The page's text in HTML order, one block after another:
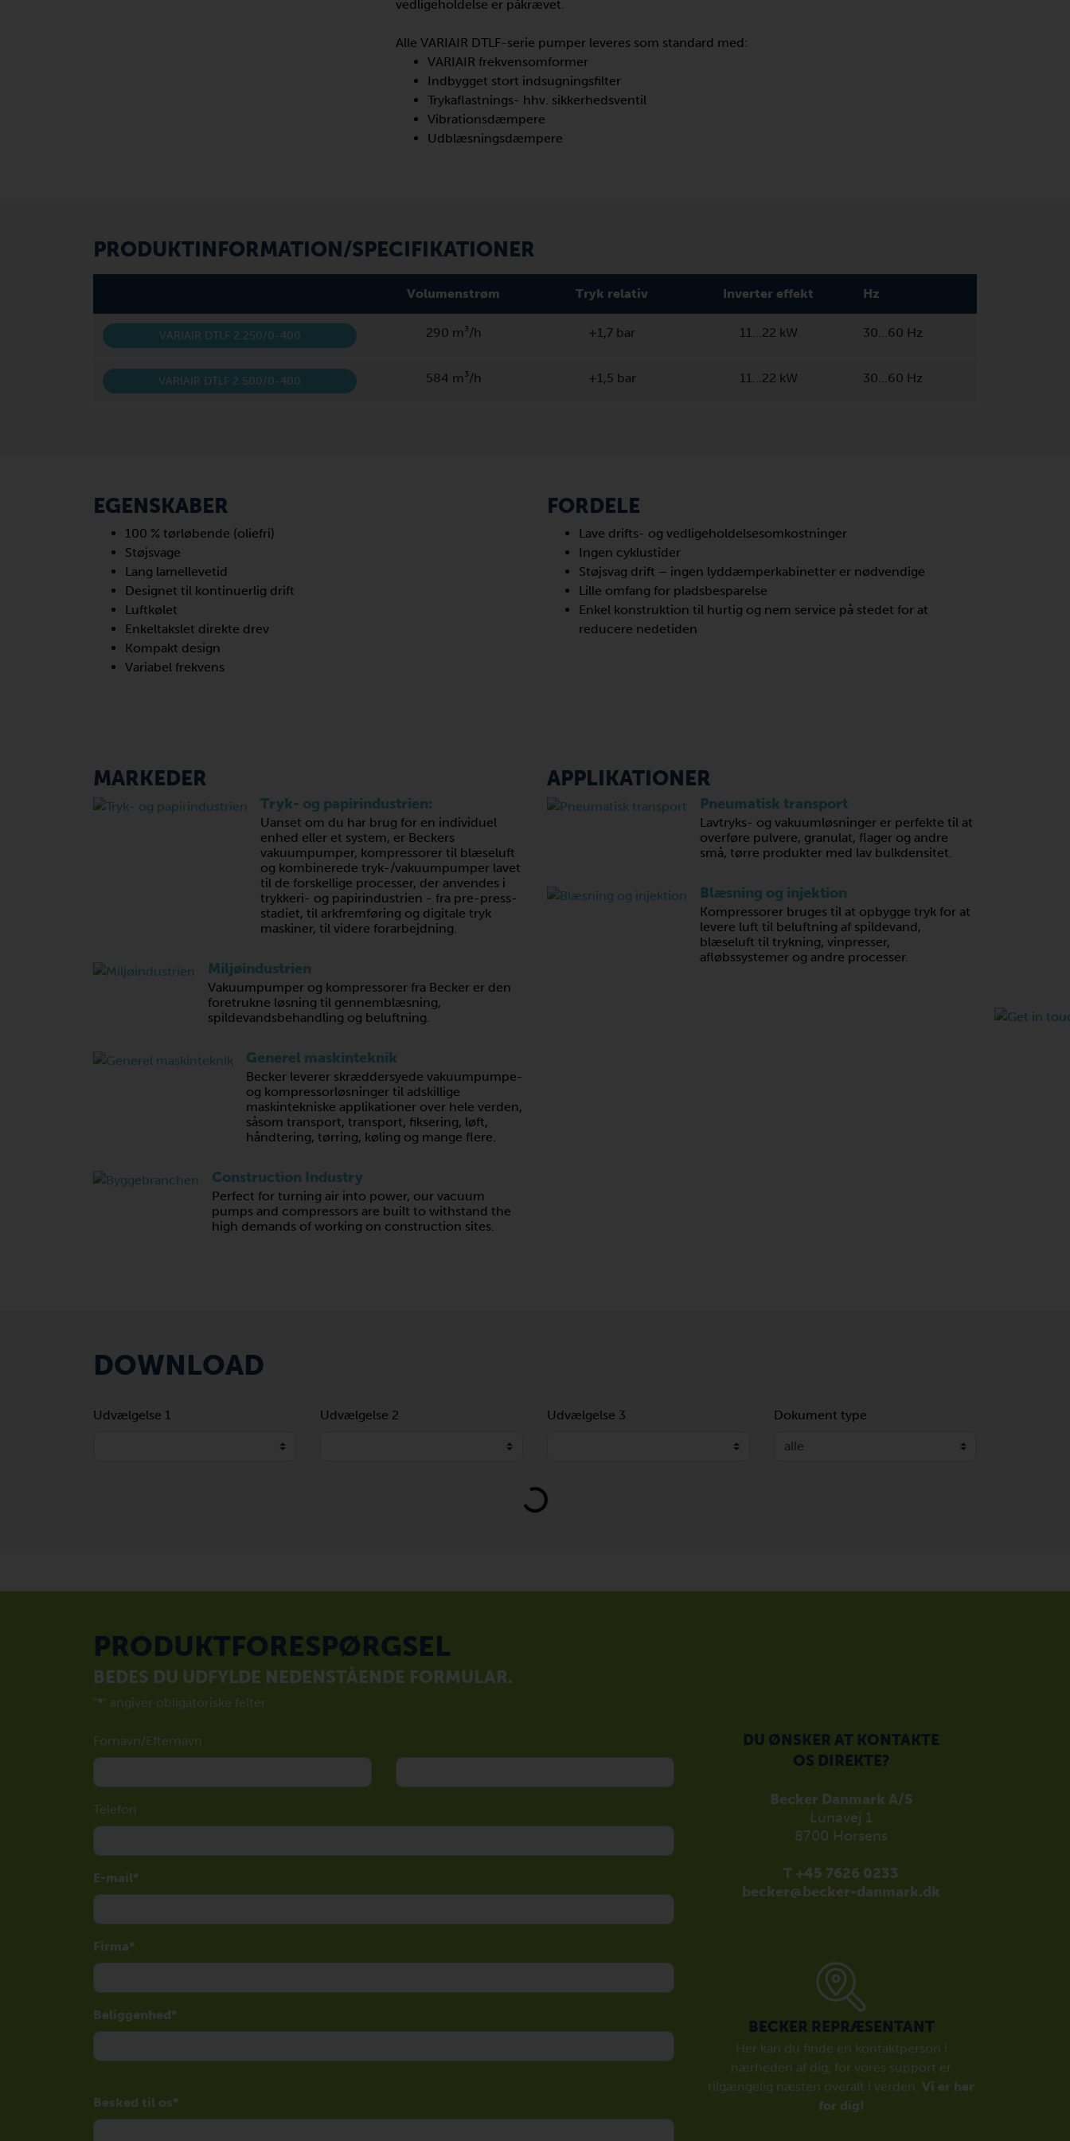
vedligeholdelse er påkrævet.
Alle VARIAIR DTLF-serie pumper leveres som standard med:
VARIAIR frekvensomformer
Indbygget stort indsugningsfilter
Trykaflastnings- hhv. sikkerhedsventil
Vibrationsdæmpere
Udblæsningsdæmpere
PRODUKTINFORMATION/SPECIFIKATIONER
Volumenstrøm Tryk relativ Inverter effekt Hz
VARIAIR DTLF 2.250/0-400 290 m³/h +1,7 bar 11…22 kW 30…60 Hz
VARIAIR DTLF 2.500/0-400 584 m³/h +1,5 bar 11…22 kW 30…60 Hz
EGENSKABER
100 % tørløbende (oliefri)
Støjsvage
Lang lamellevetid
Designet til kontinuerlig drift
Luftkølet
Enkeltakslet direkte drev
Kompakt design
Variabel frekvens
FORDELE
Lave drifts- og vedligeholdelsesomkostninger
Ingen cyklustider
Støjsvag drift – ingen lyddæmperkabinetter er nødvendige
Lille omfang for pladsbesparelse
Enkel konstruktion til hurtig og nem service på stedet for at
reducere nedetiden
MARKEDER
Tryk- og papirindustrien:
Uanset om du har brug for en individuel
enhed eller et system, er Beckers
vakuumpumper, kompressorer til blæseluft
og kombinerede tryk-/vakuumpumper lavet
til de forskellige processer, der anvendes i
trykkeri- og papirindustrien - fra pre-press-
stadiet, til arkfremføring og digitale tryk
maskiner, til videre forarbejdning.
Miljøindustrien
Vakuumpumper og kompressorer fra Becker er den
foretrukne løsning til gennemblæsning,
spildevandsbehandling og beluftning.
Generel maskinteknik
Becker leverer skræddersyede vakuumpumpe-
og kompressorløsninger til adskillige
maskintekniske applikationer over hele verden,
såsom transport, transport, fiksering, løft,
håndtering, tørring, køling og mange flere.
Construction Industry
Perfect for turning air into power, our vacuum
pumps and compressors are built to withstand the
high demands of working on construction sites.
APPLIKATIONER
Pneumatisk transport
Lavtryks- og vakuumløsninger er perfekte til at
overføre pulvere, granulat, flager og andre
små, tørre produkter med lav bulkdensitet.
Blæsning og injektion
Kompressorer bruges til at opbygge tryk for at
levere luft til beluftning af spildevand,
blæseluft til trykning, vinpresser,
afløbssystemer og andre processer.
DOWNLOAD
Udvælgelse 1 Udvælgelse 2 Udvælgelse 3 Dokument type
Loading...
PRODUKTFORESPØRGSEL
BEDES DU UDFYLDE NEDENSTÅENDE FORMULAR.
"*" angiver obligatoriske felter
Fornavn/Efternavn
Telefon
E-mail
Firma
Beliggenhed
Besked til os
DU ØNSKER AT KONTAKTE
OS DIREKTE?
Becker Danmark A/S
Lunavej 1
8700 Horsens
T +45 7626 0233
becker@becker-danmark.dk
BECKER REPRÆSENTANT
Her kan du finde en kontaktperson i
nærheden af dig, for vores support er
tilgængelig næsten overalt i verden. Vi er her
for dig!